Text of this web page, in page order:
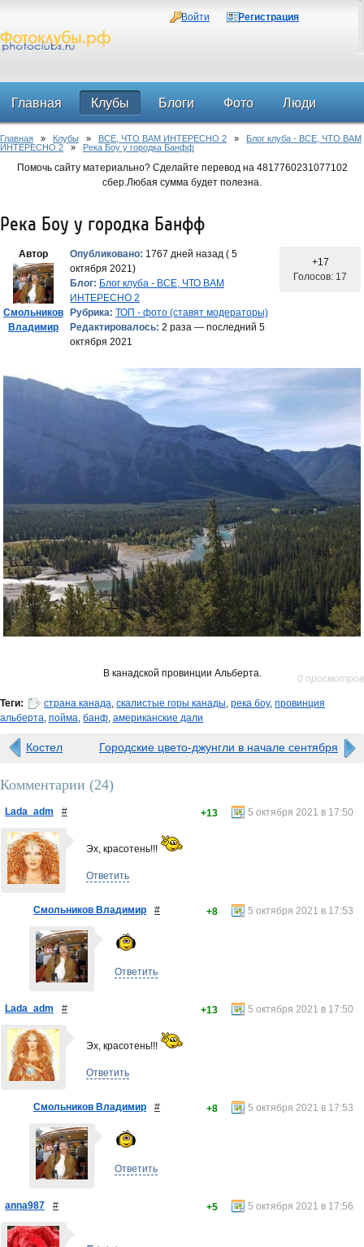
Войти Регистрация
Главная Клубы Блоги Фото Люди
Форум
Главная » Клубы » ВСЕ, ЧТО ВАМ ИНТЕРЕСНО 2 » Блог клуба - ВСЕ, ЧТО ВАМ
ИНТЕРЕСНО 2 » Река Боу у городка Банфф
Помочь сайту материально? Сделайте перевод на 4817760231077102
сбер.Любая сумма будет полезна.
Река Боу у городка Банфф
Автор
Смольников
Владимир
Опубликовано: 1767 дней назад ( 5
октября 2021)
Блог: Блог клуба - ВСЕ, ЧТО ВАМ
ИНТЕРЕСНО 2
Рубрика: ТОП - фото (ставят модераторы)
Редактировалось: 2 раза — последний 5
октября 2021
+17
Голосов: 17
В канадской провинции Альберта. 0 просмотров
Теги: страна канада, скалистые горы канады, река боу, провинция
альберта, пойма, банф, американские дали
Костел Городские цвето-джунгли в начале сентября
Комментарии (24)
Lada_adm # 5 октября 2021 в 17:50
+13
Эх, красотень!!!
Ответить
Смольников Владимир # 5 октября 2021 в 17:53
+8
Ответить
Lada_adm # 5 октября 2021 в 17:50
+13
Эх, красотень!!!
Ответить
Смольников Владимир # 5 октября 2021 в 17:53
+8
Ответить
anna987 # 5 октября 2021 в 17:56
+5